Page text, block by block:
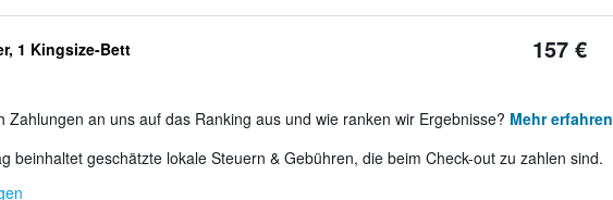
1 Kingsize-Bett 157 €
Zahlungen an uns auf das Ranking aus und wie ranken wir Ergebnisse? Mehr erfahren
beinhaltet geschätzte lokale Steuern & Gebühren, die beim Check-out zu zahlen sind.